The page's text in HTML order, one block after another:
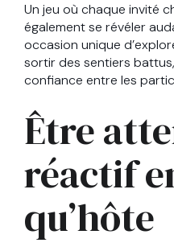
Un jeu où chaque invité
également se révéler
occasion unique
sortir des sentiers
confiance entre les
Être
réactif
qu’hôte